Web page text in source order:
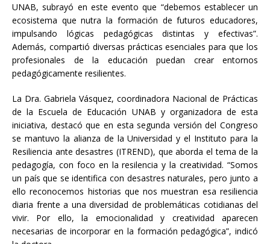
UNAB, subrayó en este evento que “debemos establecer un
ecosistema que nutra la formación de futuros educadores,
impulsando lógicas pedagógicas distintas y efectivas”.
Además, compartió diversas prácticas esenciales para que los
profesionales de la educación puedan crear entornos
pedagógicamente resilientes.
La Dra. Gabriela Vásquez, coordinadora Nacional de Prácticas
de la Escuela de Educación UNAB y organizadora de esta
iniciativa, destacó que en esta segunda versión del Congreso
se mantuvo la alianza de la Universidad y el Instituto para la
Resiliencia ante desastres (ITREND), que aborda el tema de la
pedagogía, con foco en la resilencia y la creatividad. “Somos
un país que se identifica con desastres naturales, pero junto a
ello reconocemos historias que nos muestran esa resiliencia
diaria frente a una diversidad de problemáticas cotidianas del
vivir. Por ello, la emocionalidad y creatividad aparecen
necesarias de incorporar en la formación pedagógica”, indicó